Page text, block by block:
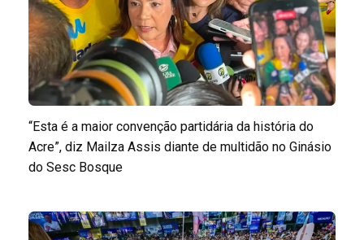
“Esta é a maior convenção partidária da história do
Acre”, diz Mailza Assis diante de multidão no Ginásio
do Sesc Bosque